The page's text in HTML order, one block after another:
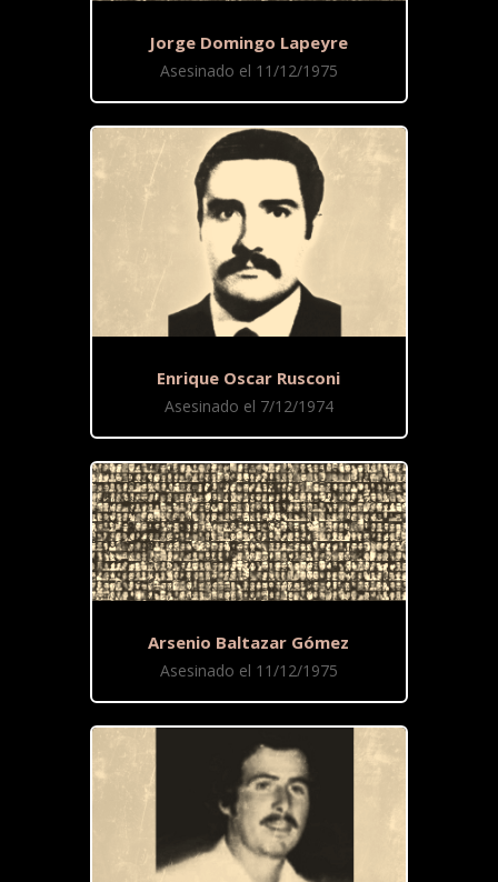
Jorge Domingo Lapeyre
Asesinado el 11/12/1975
Enrique Oscar Rusconi
Asesinado el 7/12/1974
Arsenio Baltazar Gómez
Asesinado el 11/12/1975